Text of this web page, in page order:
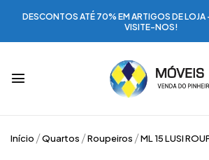
DESCONTOS ATÉ 70% EM ARTIGOS DE LOJA
VISITE-NOS!
Início Quartos Roupeiros ML 15 LUSI